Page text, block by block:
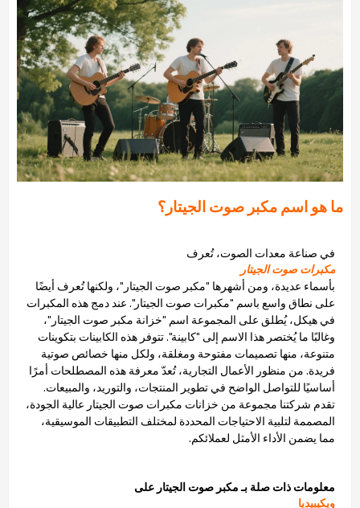
ما هو اسم مكبر صوت الجيتار؟
في صناعة معدات الصوت، تُعرف
مكبرات صوت الجيتار
بأسماء عديدة، ومن أشهرها "مكبر صوت الجيتار"، ولكنها تُعرف أيضًا
على نطاق واسع باسم "مكبرات صوت الجيتار". عند دمج هذه المكبرات
في هيكل، يُطلق على المجموعة اسم "خزانة مكبر صوت الجيتار"،
وغالبًا ما يُختصر هذا الاسم إلى "كابينة". تتوفر هذه الكابينات بتكوينات
متنوعة، منها تصميمات مفتوحة ومغلقة، ولكل منها خصائص صوتية
فريدة. من منظور الأعمال التجارية، تُعدّ معرفة هذه المصطلحات أمرًا
أساسيًا للتواصل الواضح في تطوير المنتجات، والتوريد، والمبيعات.
تقدم شركتنا مجموعة من خزانات مكبرات صوت الجيتار عالية الجودة،
المصممة لتلبية الاحتياجات المحددة لمختلف التطبيقات الموسيقية،
مما يضمن الأداء الأمثل لعملائكم.
معلومات ذات صلة بـ مكبر صوت الجيتار على
ويكيبيديا